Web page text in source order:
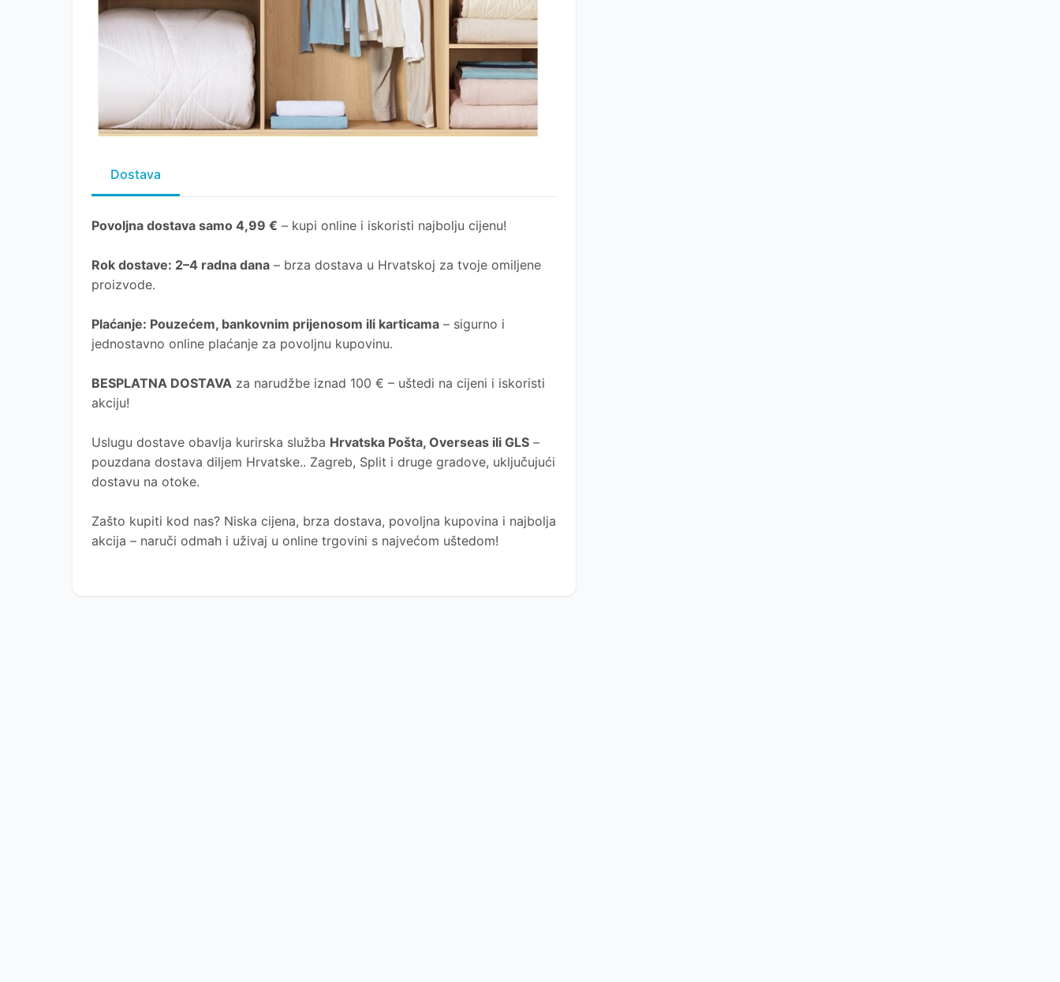
Dostava
Povoljna dostava samo 4,99 € – kupi online i iskoristi najbolju cijenu!
Rok dostave: 2–4 radna dana – brza dostava u Hrvatskoj za tvoje omiljene
proizvode.
Plaćanje: Pouzećem, bankovnim prijenosom ili karticama – sigurno i
jednostavno online plaćanje za povoljnu kupovinu.
BESPLATNA DOSTAVA za narudžbe iznad 100 € – uštedi na cijeni i iskoristi
akciju!
Uslugu dostave obavlja kurirska služba Hrvatska Pošta, Overseas ili GLS –
pouzdana dostava diljem Hrvatske.. Zagreb, Split i druge gradove, uključujući
dostavu na otoke.
Zašto kupiti kod nas? Niska cijena, brza dostava, povoljna kupovina i najbolja
akcija – naruči odmah i uživaj u online trgovini s najvećom uštedom!